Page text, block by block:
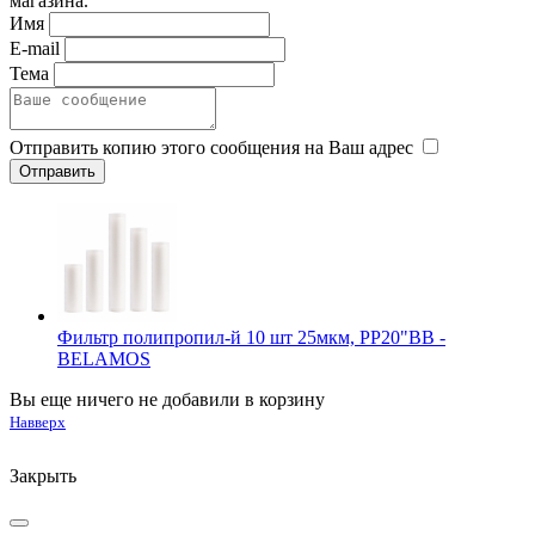
Имя
E-mail
Тема
Отправить копию этого сообщения на Ваш адрес
Фильтр полипропил-й 10 шт 25мкм, PP20"BB -
BELAMOS
Вы еще ничего не добавили в корзину
Навверх
Закрыть